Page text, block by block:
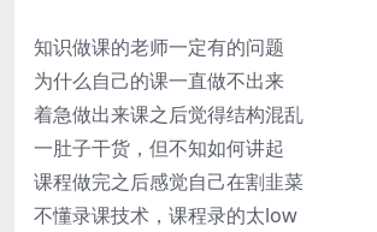
知识做课的老师一定有的问题
为什么自己的课一直做不出来
着急做出来课之后觉得结构混乱
一肚子干货，但不知如何讲起
课程做完之后感觉自己在割韭菜
不懂录课技术，课程录的太low